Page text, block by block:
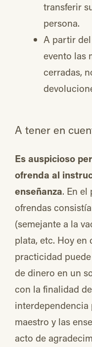
transferir
persona.
A partir
evento las
cerradas,
A tener en
Es auspicioso
ofrenda al
enseñanza. En el
ofrendas
(semejante a la
plata, etc. Hoy en
practicidad
de dinero en un
con la finalidad
interdependencia
maestro y las
acto de